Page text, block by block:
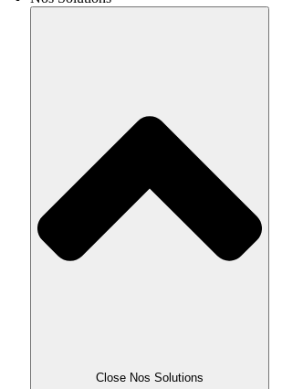
Close Nos Solutions